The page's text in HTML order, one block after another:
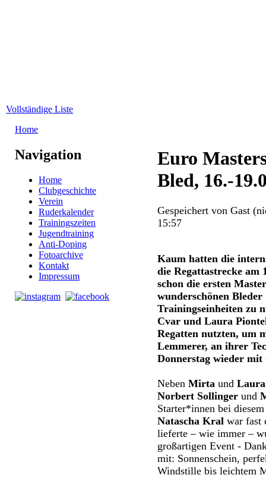
Vollständige Liste
Home
Navigation
Home
Clubgeschichte
Verein
Ruderkalender
Trainingszeiten
Jugendtraining
Anti-Doping
Fotoarchive
Kontakt
Impressum
Euro
Bled, 16.-
Gespeichert von Gast
15:57
Kaum hatten die
die Regattastrecke am
schon die ersten
wunderschönen
Trainingseinheiten zu
Cvar und Laura
Regatten nutzten, um
Lemmerer, an ihrer
Donnerstag wieder
Neben Mirta und Laura
Norbert Sollinger und
Starter*innen bei
Natascha Kral war fast
lieferte – wie immer –
großartigen Event -
mit: Sonnenschein,
Windstille bis leichtem